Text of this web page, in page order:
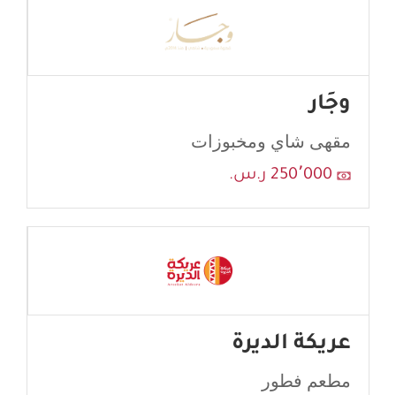
وجَار
مقهى شاي ومخبوزات
250٬000 ر.س.
عريكة الديرة
مطعم فطور